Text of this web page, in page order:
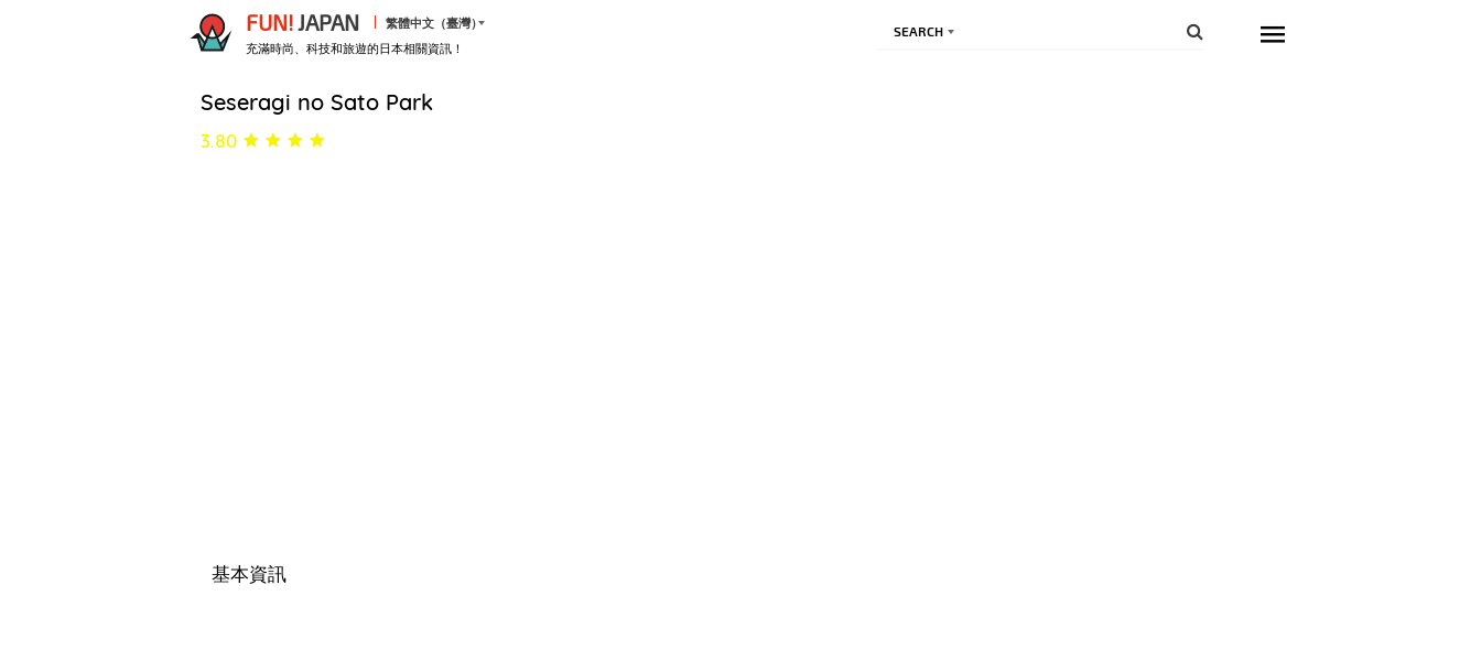
FUN! JAPAN 繁體中文（臺灣）
充滿時尚、科技和旅遊的日本相關資訊！
SEARCH
Seseragi no Sato Park
3.80
基本資訊